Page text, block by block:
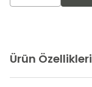
Ürün Özellikleri